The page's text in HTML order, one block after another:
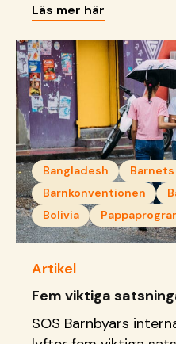
Läs mer här
Bangladesh
Barnkonventionen
Bolivia
Artikel
Fem viktiga
SOS Barnbyars